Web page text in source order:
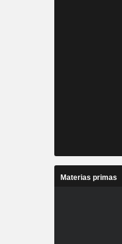
Materias primas